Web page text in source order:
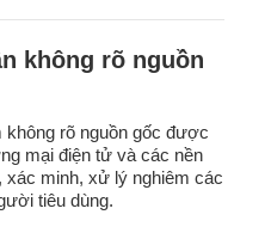
không rõ nguồn
rõ nguồn gốc được
mại điện tử và các nền
minh, xử lý nghiêm các
tiêu dùng.